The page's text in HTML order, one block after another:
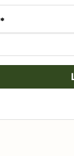
*Påkrævet